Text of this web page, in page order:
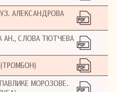
АЛЕКСАНДРОВА
АН., СЛОВА ТЮТЧЕВА
МОРОЗОВЕ.